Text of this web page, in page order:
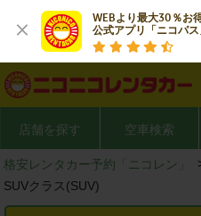
WEBより最大30％お
公式アプリ「ニコパス
店舗を探す 空車検索
格安レンタカー予約「ニコレン」
SUVクラス(SUV)